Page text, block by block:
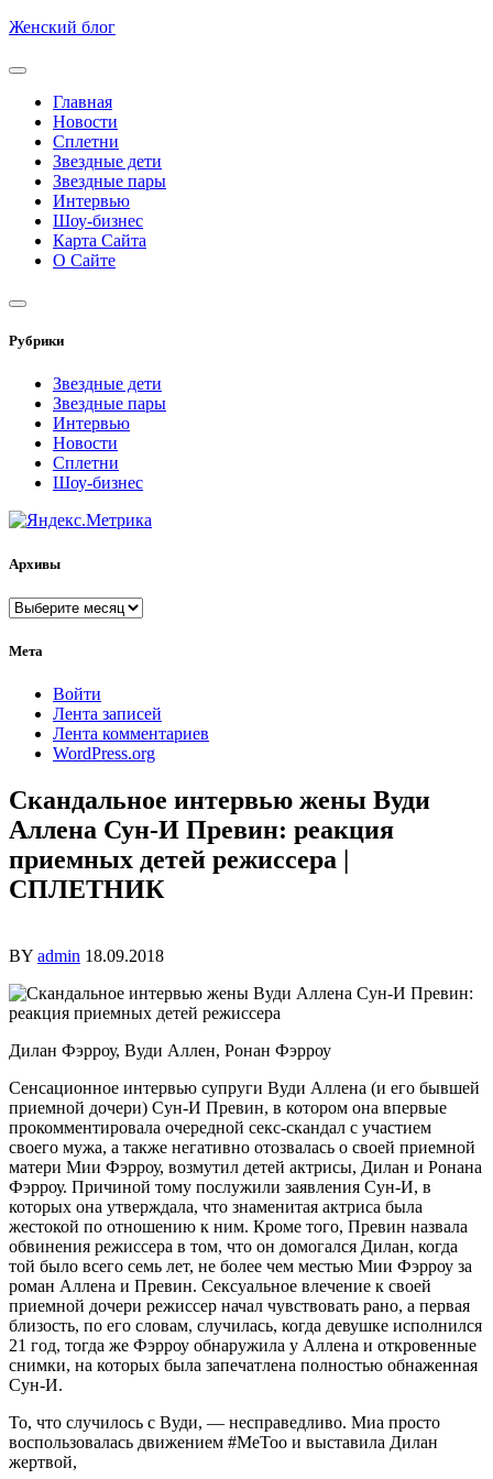
Skip
content
Женский блог
Главная
Новости
Сплетни
Звездные дети
Звездные пары
Интервью
Шоу-бизнес
Карта Сайта
О Сайте
Рубрики
Звездные дети
Звездные пары
Интервью
Новости
Сплетни
Шоу-бизнес
Архивы
Архивы
Мета
Войти
Лента записей
Лента комментариев
WordPress.org
Скандальное интервью жены Вуди
Аллена Сун-И Превин: реакция
приемных детей режиссера |
СПЛЕТНИК
BY admin 18.09.2018
Дилан Фэрроу, Вуди Аллен, Ронан Фэрроу
Сенсационное интервью супруги Вуди Аллена (и его бывшей
приемной дочери) Сун-И Превин, в котором она впервые
прокомментировала очередной секс-скандал с участием
своего мужа, а также негативно отозвалась о своей приемной
матери Мии Фэрроу, возмутил детей актрисы, Дилан и Ронана
Фэрроу. Причиной тому послужили заявления Сун-И, в
которых она утверждала, что знаменитая актриса была
жестокой по отношению к ним. Кроме того, Превин назвала
обвинения режиссера в том, что он домогался Дилан, когда
той было всего семь лет, не более чем местью Мии Фэрроу за
роман Аллена и Превин. Сексуальное влечение к своей
приемной дочери режиссер начал чувствовать рано, а первая
близость, по его словам, случилась, когда девушке исполнился
21 год, тогда же Фэрроу обнаружила у Аллена и откровенные
снимки, на которых была запечатлена полностью обнаженная
Сун-И.
То, что случилось с Вуди, — несправедливо. Миа просто
воспользовалась движением #MeToo и выставила Дилан
жертвой,